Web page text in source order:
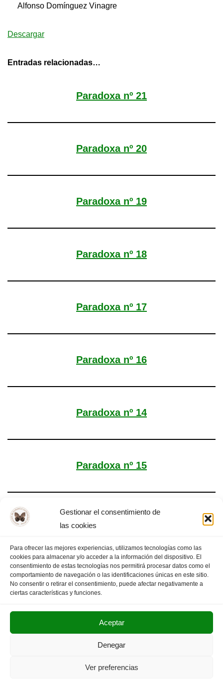
Gestionar el consentimiento de
las cookies
Para ofrecer las mejores experiencias, utilizamos tecnologías como las
cookies para almacenar y/o acceder a la información del dispositivo. El
consentimiento de estas tecnologías nos permitirá procesar datos como el
comportamiento de navegación o las identificaciones únicas en este sitio.
No consentir o retirar el consentimiento, puede afectar negativamente a
ciertas características y funciones.
Aceptar
Denegar
Ver preferencias
Alfonso Domínguez Vinagre
Descargar
Entradas relacionadas…
Paradoxa nº 21
Paradoxa nº 20
Paradoxa nº 19
Paradoxa nº 18
Paradoxa nº 17
Paradoxa nº 16
Paradoxa nº 14
Paradoxa nº 15
Paradoxa nº 13
1 2 PÁGINA SIGUIENTE
POLITICA DE PRIVACIDAD
AVISO LEGAL